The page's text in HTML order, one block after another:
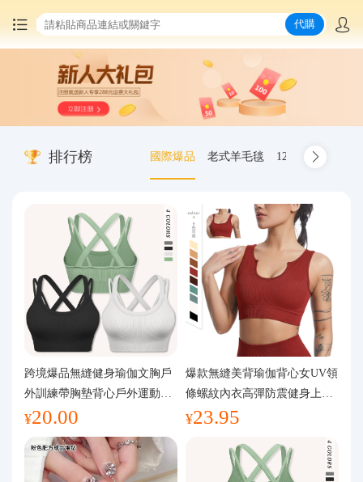
中國商品代購
集運服務
最新公告
物流資訊
代購問答
關於我們
代購
排行榜 國際爆品 老式羊毛毯 12.00-20 truck
跨境爆品無縫健身瑜伽文胸戶
外訓練帶胸墊背心戶外運動瑜
伽服女
¥20.00
爆款無縫美背瑜伽背心女UV領
條螺紋內衣高彈防震健身上裝
運動文胸
¥23.95